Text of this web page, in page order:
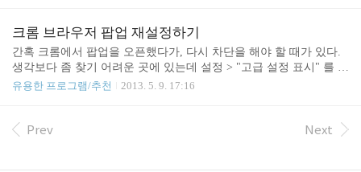
법을 찾아봤는데, 아직 완전 뾰죡한 수는 못 찾았습니다.일단 chrome
37에서 새로이 추가된 기능이 DirectWrite란 기능입니다. 그래서 이
것이 문제인가 싶어서, 관련 설정을 보기로 했습니다. 해당 기능은
시면 됩니다. 말이 조금 어려운데, "DirectWri..
크롬 브라우저 팝업 재설정하기
간혹 크롬에서 팝업을 오픈했다가, 다시 차단을 해야 할 때가 있다.
생각보다 좀 찾기 어려운 곳에 있는데 설정 > "고급 설정 표시" 를 클
릭해서 항목이 더 나오도록 하면"개인정보" 항목에 "컨텐트 설정..."
유용한 프로그램/추천 2013. 5. 9. 17:16
Prev Next